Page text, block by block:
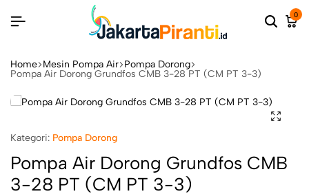
0
Home Mesin Pompa Air Pompa Dorong
Pompa Air Dorong Grundfos CMB 3-28 PT (CM PT 3-3)
Kategori: Pompa Dorong
Pompa Air Dorong Grundfos CMB
3-28 PT (CM PT 3-3)